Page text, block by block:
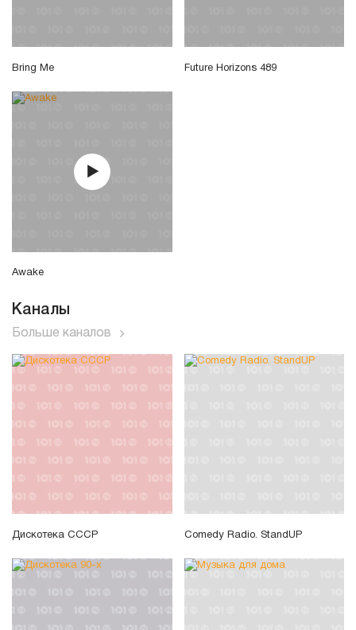
Bring Me Future Horizons 489
Awake
Каналы
Больше каналов
Дискотека СССР Comedy Radio. StandUP